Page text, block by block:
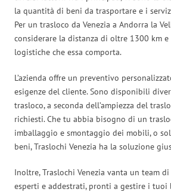
la quantità di beni da trasportare e i
Per un trasloco da Venezia a Andorra la
considerare la distanza di oltre 1300 km e
logistiche che essa comporta.
L’azienda offre un preventivo
esigenze del cliente. Sono disponibili
trasloco, a seconda dell’ampiezza del
richiesti. Che tu abbia bisogno di un
imballaggio e smontaggio dei mobili, o
beni, Traslochi Venezia ha la soluzione
Inoltre, Traslochi Venezia vanta un team
esperti e addestrati, pronti a gestire i tuoi